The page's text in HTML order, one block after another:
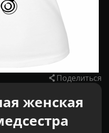
Поделиться
женская